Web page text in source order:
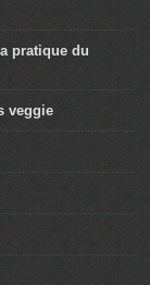
pratique du
veggie